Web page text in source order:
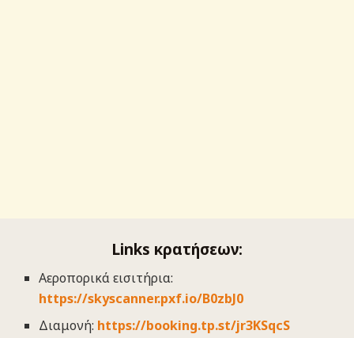
Links κρατήσεων:
Αεροπορικά εισιτήρια:
https://skyscanner.pxf.io/B0zbJ0
Διαμονή: https://booking.tp.st/jr3KSqcS